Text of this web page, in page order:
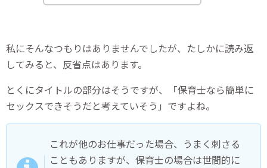
私にそんなつもりはありませんでしたが、たしかに読み返
してみると、反省点はあります。
とくにタイトルの部分はそうですが、「保育士なら簡単に
セックスできそうだと考えていそう」ですよね。
これが他のお仕事だった場合、うまく刺さる
こともありますが、保育士の場合は世間的に